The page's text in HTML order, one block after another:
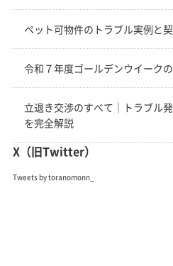
ペット可物件のトラブル実例と
令和７年度ゴールデンウイーク
立退き交渉のすべて｜トラブル
を完全解説
X（旧Twitter）
Tweets by toranomonn_